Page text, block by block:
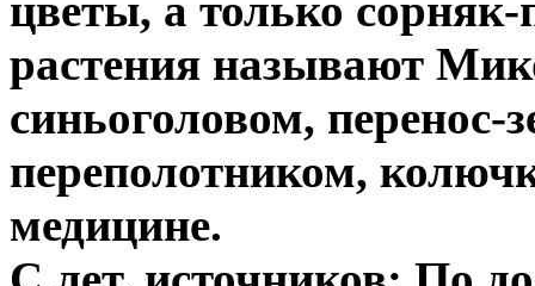
цветы, а только сорняк-
растения называют
синьоголовом,
переполотником,
медицине.